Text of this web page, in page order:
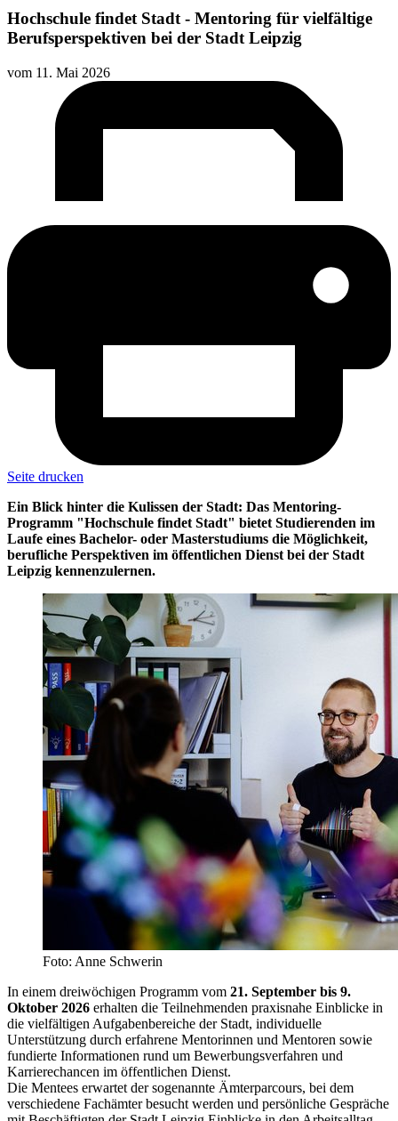
Hochschule findet Stadt - Mentoring für vielfältige
Berufsperspektiven bei der Stadt Leipzig
vom 11. Mai 2026
Seite drucken
Ein Blick hinter die Kulissen der Stadt: Das Mentoring-
Programm "Hochschule findet Stadt" bietet Studierenden im
Laufe eines Bachelor- oder Masterstudiums die Möglichkeit,
berufliche Perspektiven im öffentlichen Dienst bei der Stadt
Leipzig kennenzulernen.
Foto: Anne Schwerin
In einem dreiwöchigen Programm vom 21. September bis 9.
Oktober 2026 erhalten die Teilnehmenden praxisnahe Einblicke in
die vielfältigen Aufgabenbereiche der Stadt, individuelle
Unterstützung durch erfahrene Mentorinnen und Mentoren sowie
fundierte Informationen rund um Bewerbungsverfahren und
Karrierechancen im öffentlichen Dienst.
Die Mentees erwartet der sogenannte Ämterparcours, bei dem
verschiedene Fachämter besucht werden und persönliche Gespräche